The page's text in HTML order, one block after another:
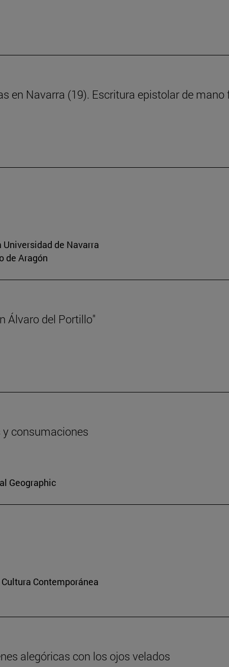
en Navarra (19). Escritura epistolar de mano
de Navarra
de Aragón
Álvaro del Portillo"
consumaciones
Geographic
Contemporánea
alegóricas con los ojos velados